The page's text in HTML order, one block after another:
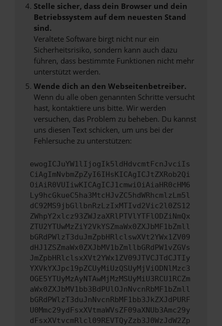
Stelle sicher, dass dein Browser und dein
Betriebssystem auf dem neuesten Stand
sind.
Veraltete Software birgt nicht nur ein
Sicherheitsrisiko, sondern kann auch dazu
führen, dass bestimmte Funktionen nicht mehr
unterstützt werden.
Wende dich an den Webseitenbetreiber.
Wenn du alle oben genannten Schritte versucht
hast, kontaktiere uns bitte. Wir werden
versuchen, das Problem zu beheben. Du kannst
uns diesen Text schicken, um uns bei der
Fehlersuche zu unterstützen:
ewogICJuYW1lIjogIk5ldHdvcmtFcnJvciIs
CiAgImNvbmZpZyI6IHsKICAgICJtZXRob2Qi
OiAiR0VUIiwKICAgICJ1cmwiOiAiaHR0cHM6
Ly9hcGkueC5ha3MtcHJvZC5hdWRhcmlzLm5l
dC92MS9jbGllbnRzLzIxMTIvd2Vic2l0ZS12
ZWhpY2xlcz93ZWJzaXRlPTVlYTFlODZiNmQx
ZTU2YTUwMzZiY2VkYSZmaWx0ZXJbMF1bZmll
bGRdPWlzT3duJmZpbHRlclswXVt2YWx1ZV09
dHJ1ZSZmaWx0ZXJbMV1bZmllbGRdPW1vZGVs
JmZpbHRlclsxXVt2YWx1ZV09JTVCJTdCJTIy
YXVkYXJpc19pZCUyMiUzQSUyMjViODNlMzc3
OGE5YTUyMzAyNTAwMjMzMSUyMiU3RCU1RCZm
aWx0ZXJbMV1bb3BdPUlOJnNvcnRbMF1bZmll
bGRdPWlzT3duJnNvcnRbMF1bb3JkZXJdPURF
U0Mmc29ydFsxXVtmaWVsZF09aXNUb3Amc29y
dFsxXVtvcmRlcl09REVTQyZzb3J0WzJdW2Zp